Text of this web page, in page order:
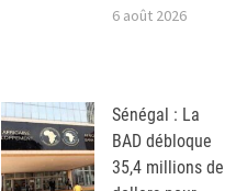
6 août 2026
Sénégal : La
BAD débloque
35,4 millions de